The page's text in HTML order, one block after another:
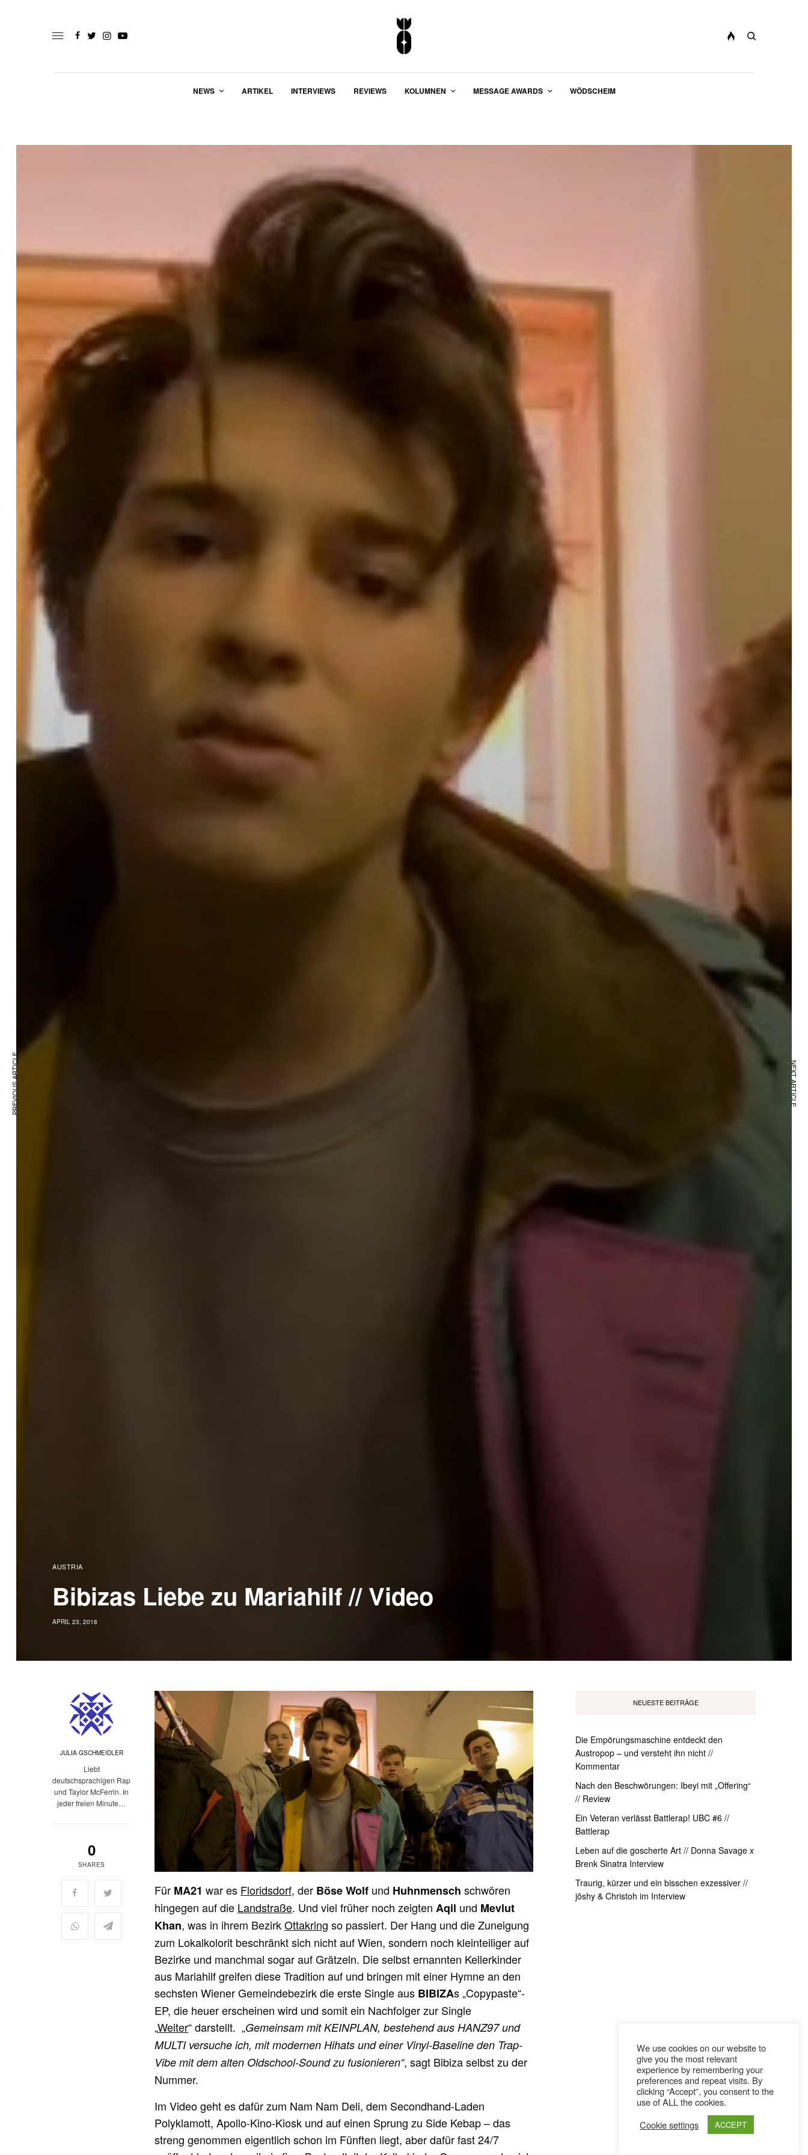
NEWS ARTIKEL INTERVIEWS REVIEWS KOLUMNEN MESSAGE AWARDS WÖDSCHEIM
AUSTRIA
Bibizas Liebe zu Mariahilf // Video
APRIL 23, 2018
JULIA GSCHMEIDLER
Liebt
deutschsprachigen Rap
und Taylor McFerrin. In
jeder freien Minute…
0
SHARES
Für MA21 war es Floridsdorf, der Böse Wolf und Huhnmensch schwören
hingegen auf die Landstraße. Und viel früher noch zeigten Aqil und Mevlut
Khan, was in ihrem BezirkOttakring so passiert. Der Hang und die Zuneigung
zum Lokalkolorit beschränkt sich nicht auf Wien, sondern noch kleinteiliger auf
Bezirke und manchmal sogar auf Grätzeln. Die selbst ernannten Kellerkinder
aus Mariahilf greifen diese Tradition auf und bringen mit einer Hymne an den
sechsten Wiener Gemeindebezirk die erste Single aus BIBIZAs „Copypaste“-
EP, die heuer erscheinen wird und somit ein Nachfolger zur Single
„Weiter“ darstellt. „Gemeinsam mit KEINPLAN, bestehend aus HANZ97 und
MULTI versuche ich, mit modernen Hihats und einer Vinyl-Baseline den Trap-
Vibe mit dem alten Oldschool-Sound zu fusionieren“, sagt Bibiza selbst zu der
Nummer.
Im Video geht es dafür zum Nam Nam Deli, dem Secondhand-Laden
Polyklamott, Apollo-Kino-Kiosk und auf einen Sprung zu Side Kebap – das
streng genommen eigentlich schon im Fünften liegt, aber dafür fast 24/7
NEUESTE BEITRÄGE
Die Empörungsmaschine entdeckt den
Austropop – und versteht ihn nicht //
Kommentar
Nach den Beschwörungen: Ibeyi mit „Offering“
// Review
Ein Veteran verlässt Battlerap! UBC #6 //
Battlerap
Leben auf die goscherte Art // Donna Savage x
Brenk Sinatra Interview
Traurig, kürzer und ein bisschen exzessiver //
jōshy & Christoh im Interview
PREVIOUS ARTICLE NEXT ARTICLE
We use cookies on our website to
give you the most relevant
experience by remembering your
preferences and repeat visits. By
clicking “Accept”, you consent to the
use of ALL the cookies.
Cookie settings
ACCEPT